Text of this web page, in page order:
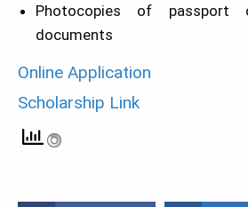
Photocopies of
documents
Online Application
Scholarship Link